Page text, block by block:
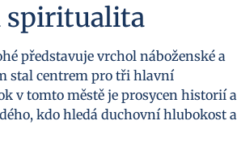
spiritualita
představuje vrchol náboženské a
stal centrem pro tři hlavní
v tomto městě je prosycen historií a
kdo hledá duchovní hlubokost a